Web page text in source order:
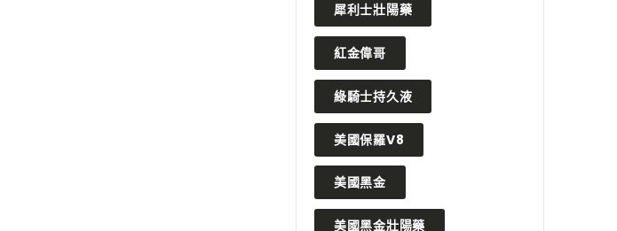
犀利士壯陽藥
紅金偉哥
綠騎士持久液
美國保羅V8
美國黑金
美國黑金壯陽藥